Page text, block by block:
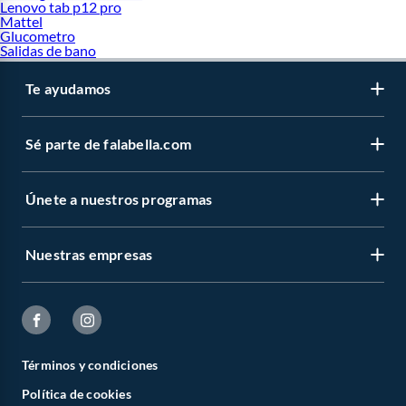
Día del niño
Lenovo tab p12 pro
Mattel
Glucometro
Salidas de bano
Te ayudamos
Sé parte de falabella.com
Únete a nuestros programas
Nuestras empresas
Términos y condiciones
Política de cookies